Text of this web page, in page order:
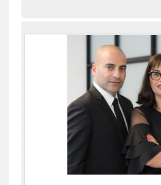
משרד עורכי דין
ג'לג'ולי
מעצרים וחקירות עורכי דין לענייני